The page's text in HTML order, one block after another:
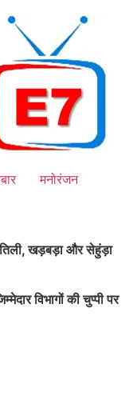
मनोरंजन
खड़बड़ा और सेहुंड़ा
विभागों की चुप्पी पर